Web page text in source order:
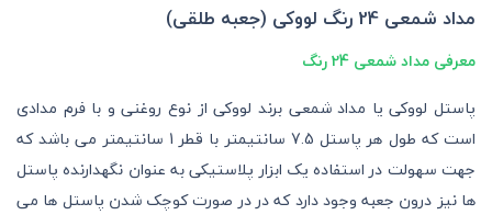
مداد شمعی 24 رنگ لووکی (جعبه طلقی)
معرفی مداد شمعی 24 رنگ
پاستل لووکی یا مداد شمعی برند لووکی از نوع روغنی و با فرم مدادی
است که طول هر پاستل 7.5 سانتیمتر با قطر 1 سانتیمتر می باشد که
جهت سهولت در استفاده یک ابزار پلاستیکی به عنوان نگهدارنده پاستل
ها نیز درون جعبه وجود دارد که در در صورت کوچک شدن پاستل ها می